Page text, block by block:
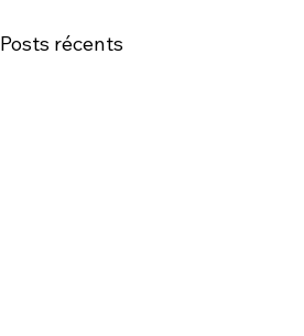
Posts récents